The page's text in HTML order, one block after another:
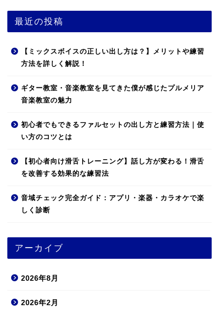
最近の投稿
【ミックスボイスの正しい出し方は？】メリットや練習
方法を詳しく解説！
ギター教室・音楽教室を見てきた僕が感じたプルメリア
音楽教室の魅力
初心者でもできるファルセットの出し方と練習方法｜使
い方のコツとは
【初心者向け滑舌トレーニング】話し方が変わる！滑舌
を改善する効果的な練習法
音域チェック完全ガイド：アプリ・楽器・カラオケで楽
しく診断
アーカイブ
2026年8月
2026年2月